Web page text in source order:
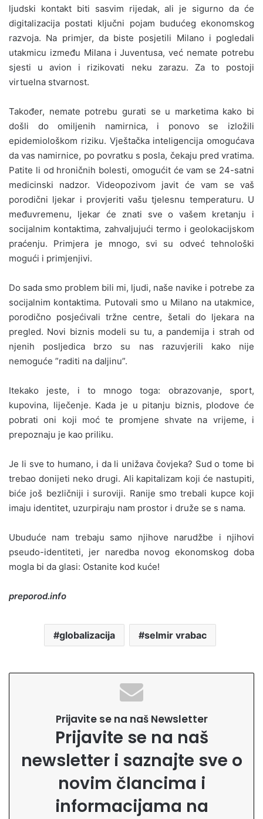
ljudski kontakt biti sasvim rijedak, ali je sigurno da će
digitalizacija postati ključni pojam budućeg ekonomskog
razvoja. Na primjer, da biste posjetili Milano i pogledali
utakmicu između Milana i Juventusa, već nemate potrebu
sjesti u avion i rizikovati neku zarazu. Za to postoji
virtuelna stvarnost.
Također, nemate potrebu gurati se u marketima kako bi
došli do omiljenih namirnica, i ponovo se izložili
epidemiološkom riziku. Vještačka inteligencija omogućava
da vas namirnice, po povratku s posla, čekaju pred vratima.
Patite li od hroničnih bolesti, omogućit će vam se 24-satni
medicinski nadzor. Videopozivom javit će vam se vaš
porodični ljekar i provjeriti vašu tjelesnu temperaturu. U
međuvremenu, ljekar će znati sve o vašem kretanju i
socijalnim kontaktima, zahvaljujući termo i geolokacijskom
praćenju. Primjera je mnogo, svi su odveć tehnološki
mogući i primjenjivi.
Do sada smo problem bili mi, ljudi, naše navike i potrebe za
socijalnim kontaktima. Putovali smo u Milano na utakmice,
porodično posjećivali tržne centre, šetali do ljekara na
pregled. Novi biznis modeli su tu, a pandemija i strah od
njenih posljedica brzo su nas razuvjerili kako nije
nemoguće ”raditi na daljinu”.
Itekako jeste, i to mnogo toga: obrazovanje, sport,
kupovina, liječenje. Kada je u pitanju biznis, plodove će
pobrati oni koji moć te promjene shvate na vrijeme, i
prepoznaju je kao priliku.
Je li sve to humano, i da li unižava čovjeka? Sud o tome bi
trebao donijeti neko drugi. Ali kapitalizam koji će nastupiti,
biće još bezličniji i suroviji. Ranije smo trebali kupce koji
imaju identitet, uzurpiraju nam prostor i druže se s nama.
Ubuduće nam trebaju samo njihove narudžbe i njihovi
pseudo-identiteti, jer naredba novog ekonomskog doba
mogla bi da glasi: Ostanite kod kuće!
preporod.info
globalizacija selmir vrabac
Prijavite se na naš Newsletter
Prijavite se na naš
newsletter i saznajte sve o
novim člancima i
informacijama na